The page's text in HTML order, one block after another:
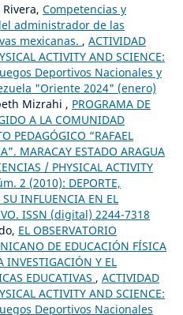
Competencias y
administrador de las
mexicanas. , ACTIVIDAD
ACTIVITY AND SCIENCE:
Deportivos Nacionales y
"Oriente 2024" (enero)
Mizrahi , PROGRAMA DE
A LA COMUNIDAD
PEDAGÓGICO “RAFAEL
MARACAY ESTADO ARAGUA
/ PHYSICAL ACTIVITY
2 (2010): DEPORTE,
INFLUENCIA EN EL
ISSN (digital) 2244-7318
EL OBSERVATORIO
DE EDUCACIÓN FÍSICA
INVESTIGACIÓN Y EL
EDUCATIVAS , ACTIVIDAD
ACTIVITY AND SCIENCE:
Deportivos Nacionales